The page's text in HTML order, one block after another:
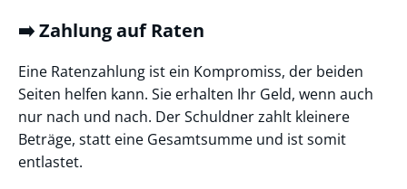
➡️ Zahlung auf Raten
Eine Ratenzahlung ist ein Kompromiss, der beiden
Seiten helfen kann. Sie erhalten Ihr Geld, wenn auch
nur nach und nach. Der Schuldner zahlt kleinere
Beträge, statt eine Gesamtsumme und ist somit
entlastet.